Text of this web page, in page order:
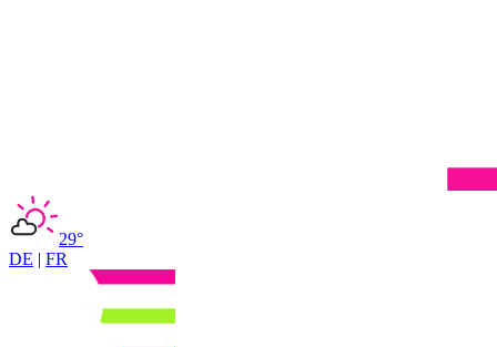
29°
DE | FR